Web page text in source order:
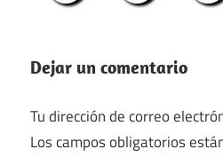
Dejar un comentario
Tu dirección de correo
Los campos obligatorios